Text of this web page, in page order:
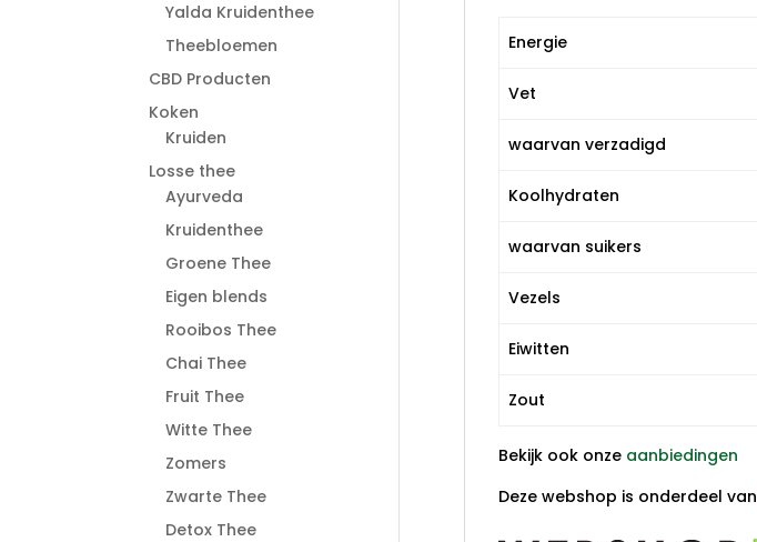
Energie
Vet
waarvan verzadigd
Koolhydraten
waarvan suikers
Vezels
Eiwitten
Zout
Bekijk ook onze aanbiedingen
Deze webshop is onderdeel van
Yalda Kruidenthee
Theebloemen
CBD Producten
Koken
Kruiden
Losse thee
Ayurveda
Kruidenthee
Groene Thee
Eigen blends
Rooibos Thee
Chai Thee
Fruit Thee
Witte Thee
Zomers
Zwarte Thee
Detox Thee